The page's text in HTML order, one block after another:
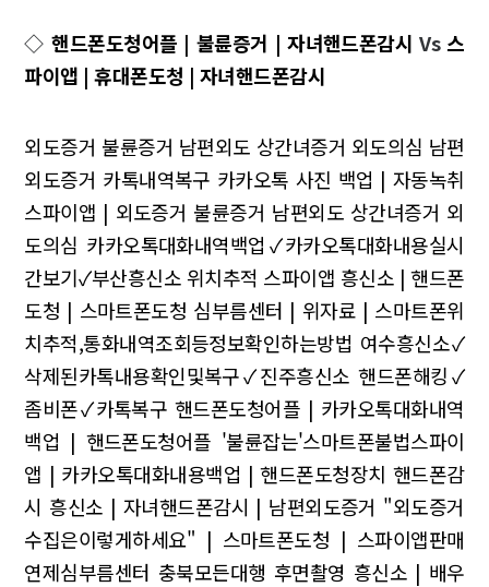
◇핸드폰도청어플 | 불륜증거 | 자녀핸드폰감시 Vs스
파이앱 | 휴대폰도청 | 자녀핸드폰감시
외도증거 불륜증거 남편외도 상간녀증거 외도의심 남편
외도증거 카톡내역복구 카카오톡 사진 백업 | 자동녹취
스파이앱 | 외도증거 불륜증거 남편외도 상간녀증거 외
도의심 카카오톡대화내역백업✓카카오톡대화내용실시
간보기✓부산흥신소위치추적 스파이앱 흥신소 | 핸드폰
도청 | 스마트폰도청 심부름센터 | 위자료 | 스마트폰위
치추적,통화내역조회등정보확인하는방법 여수흥신소✓
삭제된카톡내용확인및복구✓진주흥신소 핸드폰해킹✓
좀비폰✓카톡복구 핸드폰도청어플 | 카카오톡대화내역
백업 | 핸드폰도청어플 '불륜잡는'스마트폰불법스파이
앱 | 카카오톡대화내용백업 | 핸드폰도청장치 핸드폰감
시 흥신소 | 자녀핸드폰감시 | 남편외도증거 "외도증거
수집은이렇게하세요" | 스마트폰도청 | 스파이앱판매
연제심부름센터 충북모든대행 후면촬영 흥신소 | 배우